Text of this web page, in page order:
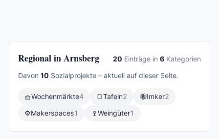
Regional in Arnsberg 20 Einträge in 6 Kategorien
Davon 10 Sozialprojekte – aktuell auf dieser Seite.
🧺Wochenmärkte4 🍞Tafeln2 🐝Imker2
⚙️Makerspaces1 🍷Weingüter1